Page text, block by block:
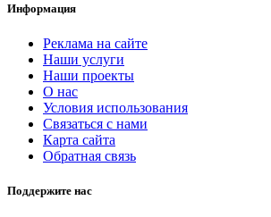
Информация
Реклама на сайте
Наши услуги
Наши проекты
О нас
Условия использования
Связаться с нами
Карта сайта
Обратная связь
Поддержите нас